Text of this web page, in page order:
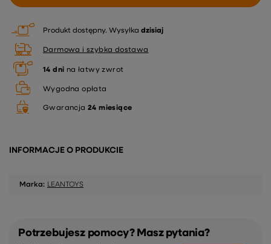
Produkt dostępny Wysyłka dzisiaj
Darmowa i szybka dostawa
14 dni na łatwy zwrot
Wygodna opłata
Gwarancja 24 miesiące
INFORMACJE O PRODUKCIE
Marka: LEANTOYS
Potrzebujesz pomocy? Masz pytania?